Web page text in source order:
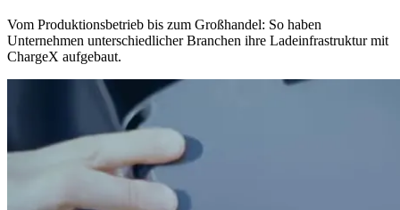
Vom Produktionsbetrieb bis zum Großhandel: So haben
Unternehmen unterschiedlicher Branchen ihre Ladeinfrastruktur mit
ChargeX aufgebaut.